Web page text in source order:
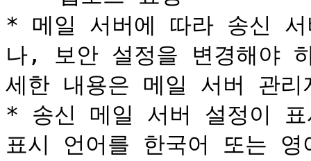
* 메일 서버에 따라 송신
나, 보안 설정을 변경해야
세한 내용은 메일 서버 관리
* 송신 메일 서버 설정이
표시 언어를 한국어 또는